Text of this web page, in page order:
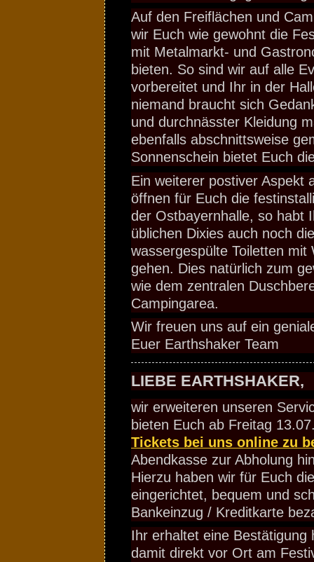
Auf den Freiflächen und
wir Euch wie gewohnt die
mit Metalmarkt- und
bieten. So sind wir auf alle
vorbereitet und Ihr in der
niemand braucht sich
und durchnässter Kleidung
ebenfalls abschnittsweise
Sonnenschein bietet Euch
Ein weiterer postiver Aspekt
öffnen für Euch die
der Ostbayernhalle, so habt
üblichen Dixies auch noch
wassergespülte Toiletten mit
gehen. Dies natürlich zum
wie dem zentralen
Campingarea.
Wir freuen uns auf ein
Euer Earthshaker Team
LIEBE EARTHSHAKER,
wir erweiteren unseren
bieten Euch ab Freitag
Tickets bei uns online zu
Abendkasse zur Abholung
Hierzu haben wir für Euch
eingerichtet, bequem und
Bankeinzug / Kreditkarte
Ihr erhaltet eine Bestätigung
damit direkt vor Ort am